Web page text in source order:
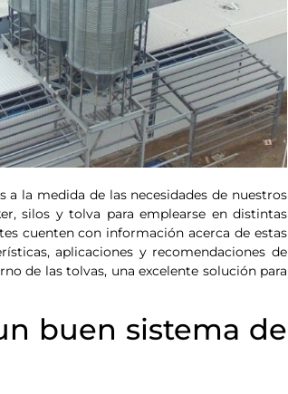
la medida de las necesidades de nuestros
silos y tolva para emplearse en distintas
cuenten con información acerca de estas
aplicaciones y recomendaciones de
de las tolvas, una excelente solución para
buen sistema de